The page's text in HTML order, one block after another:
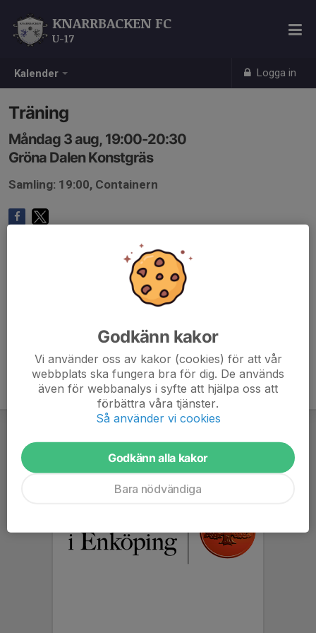
Kalender Logga in
KNARRBACKEN FC
U-17
Träning
Måndag 3 aug, 19:00-20:30
Gröna Dalen Konstgräs
Samling: 19:00, Containern
Godkänn kakor
Vi använder oss av kakor (cookies) för att vår
webbplats ska fungera bra för dig. De används
även för webbanalys i syfte att hjälpa oss att
förbättra våra tjänster.
Så använder vi cookies
Godkänn alla kakor
Bara nödvändiga